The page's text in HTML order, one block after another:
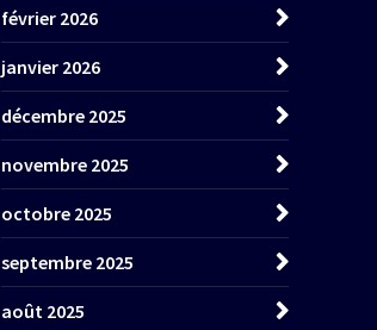
février 2026
janvier 2026
décembre 2025
novembre 2025
octobre 2025
septembre 2025
août 2025